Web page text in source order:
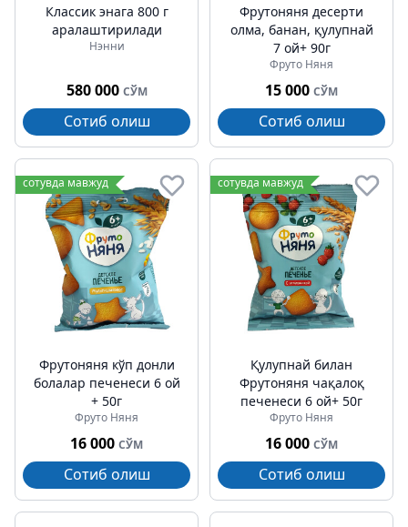
Классик энага 800 г
аралаштирилади
Нэнни
580 000 СЎМ
Сотиб олиш
Фрутоняня десерти
олма, банан, қулупнай
7 ой+ 90г
Фруто Няня
15 000 СЎМ
Сотиб олиш
сотувда мавжуд
Фрутоняня кўп донли
болалар печенеси 6 ой
+ 50г
Фруто Няня
16 000 СЎМ
Сотиб олиш
сотувда мавжуд
Қулупнай билан
Фрутоняня чақалоқ
печенеси 6 ой+ 50г
Фруто Няня
16 000 СЎМ
Сотиб олиш